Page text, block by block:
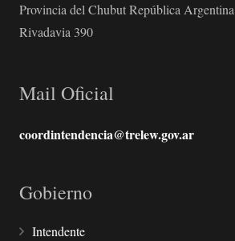
Provincia del Chubut República Argentina
Rivadavia 390
Mail Oficial
coordintendencia@trelew.gov.ar
Gobierno
Intendente